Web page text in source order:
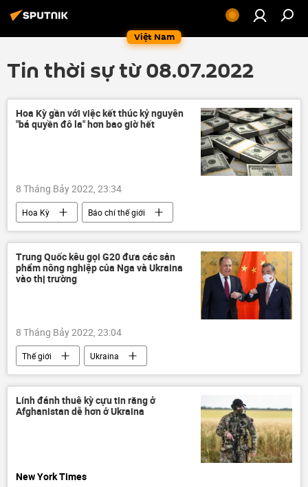
Việt Nam
Tin thời sự từ 08.07.2022
Hoa Kỳ gần với việc kết thúc kỷ nguyên
"bá quyền đô la" hơn bao giờ hết
8 Tháng Bảy 2022, 23:34
Hoa Kỳ
Báo chí thế giới
Đồng dollar
Nga
Các biện pháp trừng phạt chống Nga
Chính trị
Kinh tế
Trung Quốc kêu gọi G20 đưa các sản
phẩm nông nghiệp của Nga và Ukraina
vào thị trường
8 Tháng Bảy 2022, 23:04
Thế giới
Ukraina
Cuộc khủng hoảng ở Ukraina
G20
Nga
Các biện pháp trừng phạt chống Nga
Trung Quốc
Indonesia
Lính đánh thuê kỳ cựu tin rằng ở
Afghanistan dễ hơn ở Ukraina
New York Times